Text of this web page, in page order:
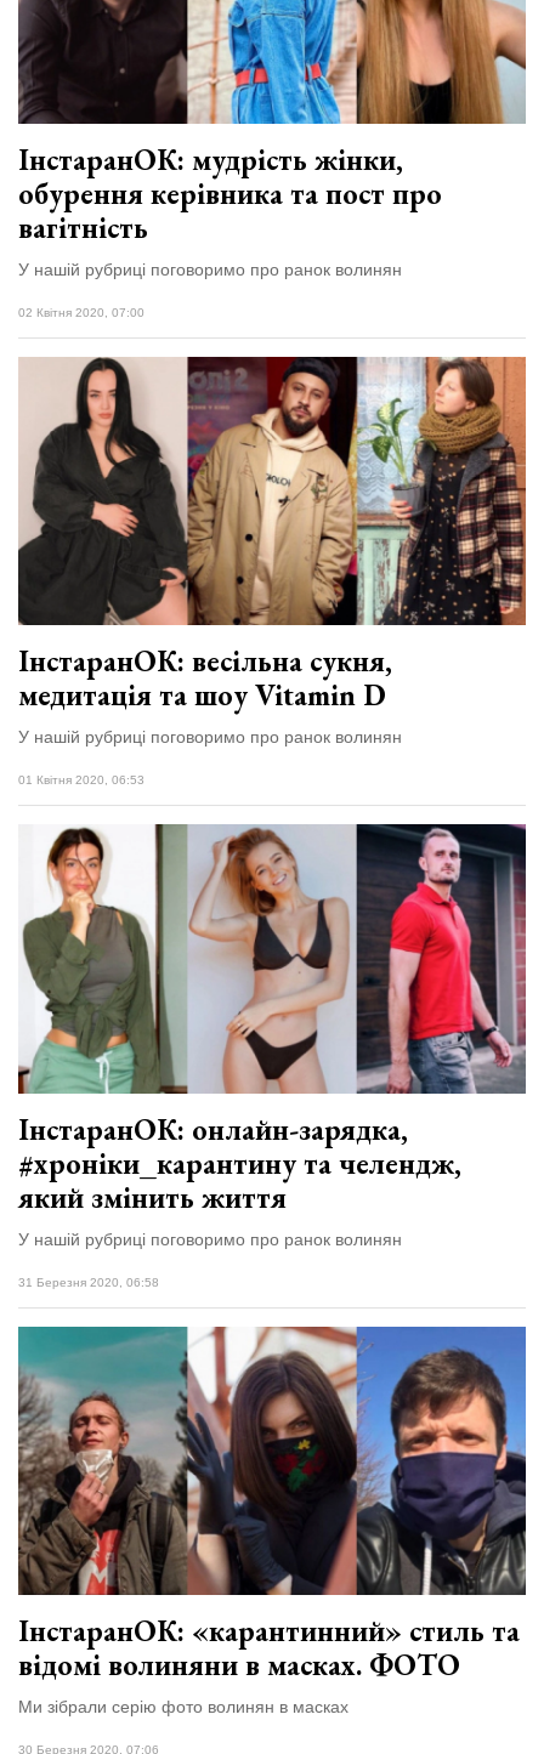
ІнстаранОК: мудрість жінки,
обурення керівника та пост про
вагітність
У нашій рубриці поговоримо про ранок волинян
02 Квітня 2020, 07:00
ІнстаранОК: весільна сукня,
медитація та шоу Vitamin D
У нашій рубриці поговоримо про ранок волинян
01 Квітня 2020, 06:53
ІнстаранОК: онлайн-зарядка,
#хроніки_карантину та челендж,
який змінить життя
У нашій рубриці поговоримо про ранок волинян
31 Березня 2020, 06:58
ІнстаранОК: «карантинний» стиль та
відомі волиняни в масках. ФОТО
Ми зібрали серію фото волинян в масках
30 Березня 2020, 07:06